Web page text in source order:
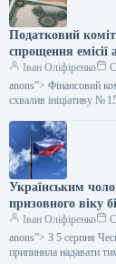
Податковий
спрощення емісії
зміни
Іван Оліфіренко
anons”> Фінансовий
схвалив ініціативу №
цінних паперів. Цей
скоротити
Українським
призовного віку
надається
у Чехії, згідно з
Міністерства
Іван Оліфіренко
anons”> З 5 серпня
припинила надавати